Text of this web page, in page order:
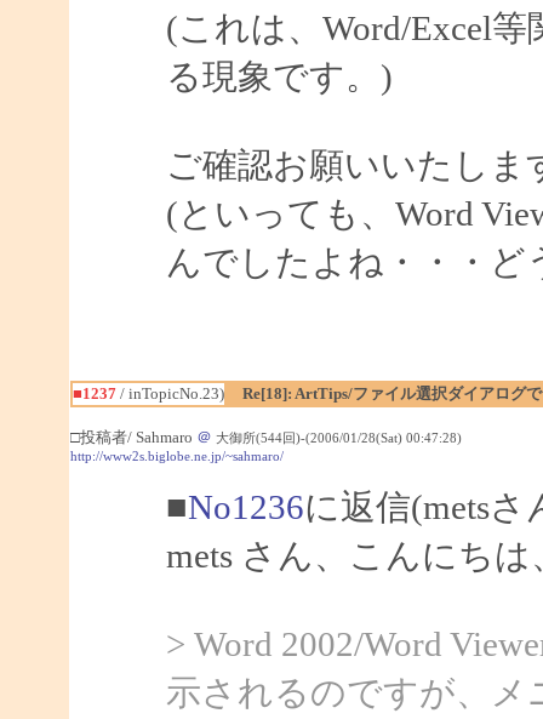
(これは、Word/Excel
る現象です。)
ご確認お願いいたしま
(といっても、Word
んでしたよね・・・ど
■1237/ inTopicNo.23) Re[18]: ArtTips/ファイル選択ダイアログ
□投稿者/ Sahmaro ＠ 大御所(544回)-(2006/01/28(Sat) 00:47:28)
http://www2s.biglobe.ne.jp/~sahmaro/
■No1236に返信(metsさ
mets さん、こんにちは
> Word 2002/Word
示されるのですが、メ